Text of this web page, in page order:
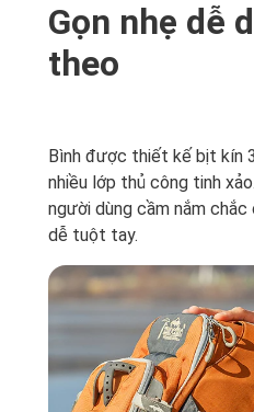
Gọn nhẹ dễ
theo
Bình được thiết kế bịt kín
nhiều lớp thủ công tinh
người dùng cầm nắm chắc
dễ tuột tay.